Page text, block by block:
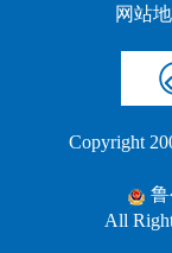
网站
Copyright
鲁
All